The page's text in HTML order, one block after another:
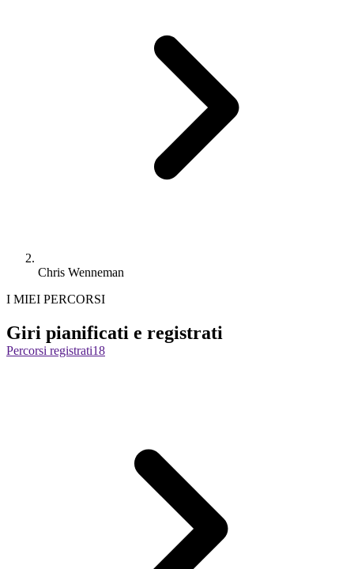
Chris Wenneman
I MIEI PERCORSI
Giri pianificati e registrati
Percorsi registrati18